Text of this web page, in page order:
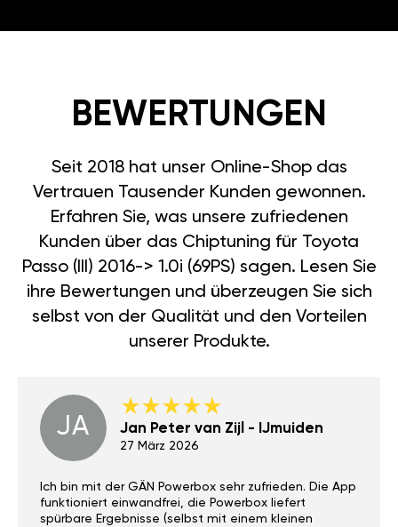
BEWERTUNGEN
Seit 2018 hat unser Online-Shop das
Vertrauen Tausender Kunden gewonnen.
Erfahren Sie, was unsere zufriedenen
Kunden über das Chiptuning für Toyota
Passo (III) 2016-> 1.0i (69PS) sagen. Lesen Sie
ihre Bewertungen und überzeugen Sie sich
selbst von der Qualität und den Vorteilen
unserer Produkte.
JA Jan Peter van Zijl - IJmuiden
27 März 2026
Ich bin mit der GÄN Powerbox sehr zufrieden. Die App
funktioniert einwandfrei, die Powerbox liefert
spürbare Ergebnisse (selbst mit einem kleinen